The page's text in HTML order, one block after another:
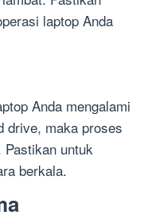
laptop Anda
Anda mengalami
drive, maka proses
untuk
berkala.